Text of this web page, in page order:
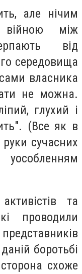
але нічим
між
від
середовища
власника
не можна.
глухий і
(Все як в
сучасних
та
проводили
боротьбі
схоже